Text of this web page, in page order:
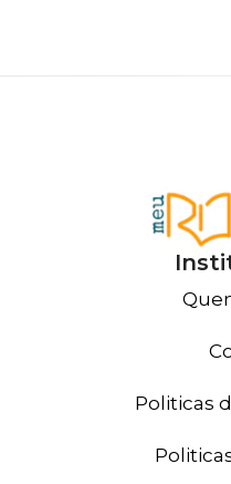
Politicas